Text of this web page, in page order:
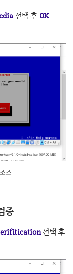
선택 후 OK
스
증
선택 후